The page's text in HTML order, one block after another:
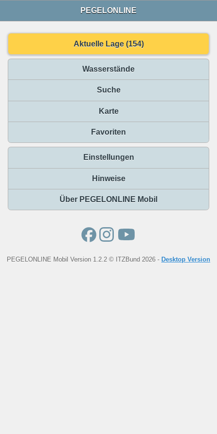
PEGELONLINE
Aktuelle Lage (154)
Wasserstände
Suche
Karte
Favoriten
Einstellungen
Hinweise
Über PEGELONLINE Mobil
PEGELONLINE Mobil Version 1.2.2 © ITZBund 2026 - Desktop Version